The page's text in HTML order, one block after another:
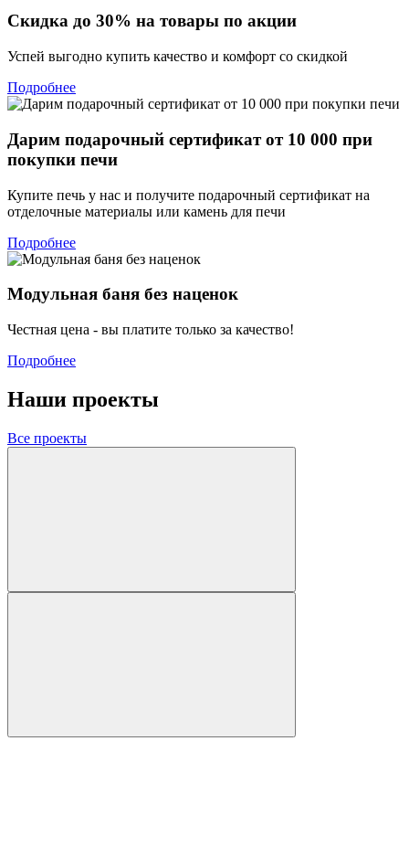
Скидка до 30% на товары по акции
Успей выгодно купить качество и комфорт со скидкой
Подробнее
Дарим подарочный сертификат от 10 000 при
покупки печи
Купите печь у нас и получите подарочный сертификат на
отделочные материалы или камень для печи
Подробнее
Модульная баня без наценок
Честная цена - вы платите только за качество!
Подробнее
Наши проекты
Все проекты